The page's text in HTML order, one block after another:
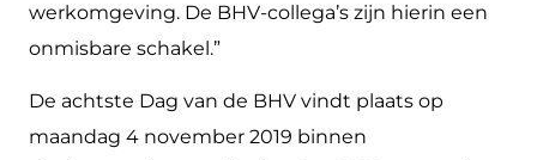
werkomgeving. De BHV-collega’s zijn hierin een
onmisbare schakel.”
De achtste Dag van de BHV vindt plaats op
maandag 4 november 2019 binnen